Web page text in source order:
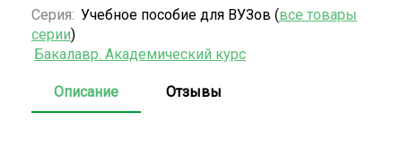
Серия: Учебное пособие для ВУЗов (все товары
серии)
Бакалавр. Академический курс
Описание Отзывы